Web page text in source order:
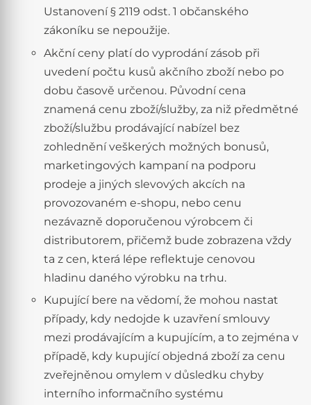
Ustanovení § 2119 odst. 1 občanského
zákoníku se nepoužije.
Akční ceny platí do vyprodání zásob při
uvedení počtu kusů akčního zboží nebo po
dobu časově určenou. Původní cena
znamená cenu zboží/služby, za niž předmětné
zboží/službu prodávající nabízel bez
zohlednění veškerých možných bonusů,
marketingových kampaní na podporu
prodeje a jiných slevových akcích na
provozovaném e-shopu, nebo cenu
nezávazně doporučenou výrobcem či
distributorem, přičemž bude zobrazena vždy
ta z cen, která lépe reflektuje cenovou
hladinu daného výrobku na trhu.
Kupující bere na vědomí, že mohou nastat
případy, kdy nedojde k uzavření smlouvy
mezi prodávajícím a kupujícím, a to zejména v
případě, kdy kupující objedná zboží za cenu
zveřejněnou omylem v důsledku chyby
interního informačního systému